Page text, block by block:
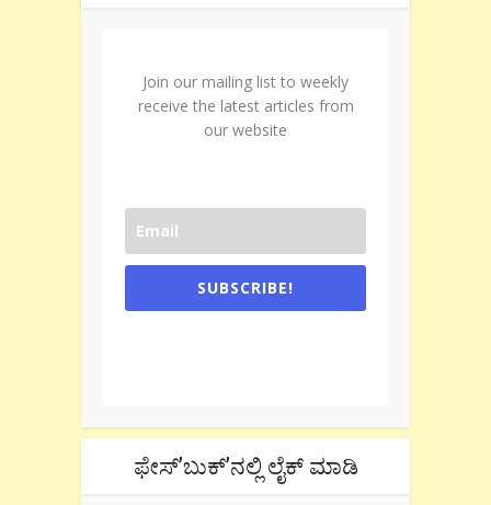
Join our mailing list to weekly
receive the latest articles from
our website
SUBSCRIBE!
ಫೇಸ್’ಬುಕ್’ನಲ್ಲಿ ಲೈಕ್ ಮಾಡಿ